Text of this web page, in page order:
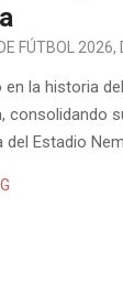
FÚTBOL 2026,
la historia
consolidando
Estadio